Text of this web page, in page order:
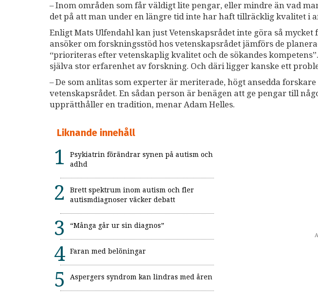
– Inom områden som får väldigt lite pengar, eller mindre än vad
det på att man under en längre tid inte har haft tillräcklig kvalitet i
Enligt Mats Ulfendahl kan just Vetenskapsrådet inte göra så
ansöker om forskningsstöd hos vetenskapsrådet jämförs de
“prioriteras efter vetenskaplig kvalitet och de sökandes
själva stor erfarenhet av forskning. Och däri ligger kanske ett
– De som anlitas som experter är meriterade, högt ansedda
vetenskapsrådet. En sådan person är benägen att ge pengar till
upprätthåller en tradition, menar Adam Helles.
Liknande innehåll
Psykiatrin förändrar synen på autism och
adhd
Brett spektrum inom autism och fler
autismdiagnoser väcker debatt
“Många går ur sin diagnos”
Faran med belöningar
Aspergers syndrom kan lindras med åren